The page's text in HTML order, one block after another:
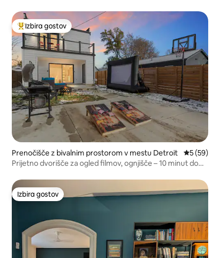
Najbolj priljubljena prenočišča z značko »Izbira gostov«
Izbira gostov
Prenočišče z bivalnim prostorom v mestu Detroit
5 (59)
Prijetno dvorišče za ogled filmov, ognjišče – 10 minut do
Izbira gostov
Izbira gostov